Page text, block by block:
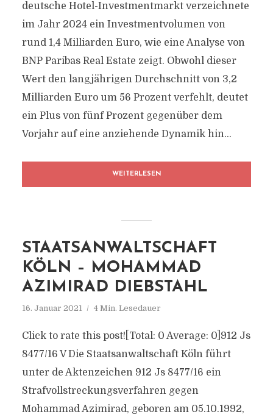
deutsche Hotel-Investmentmarkt verzeichnete
im Jahr 2024 ein Investmentvolumen von
rund 1,4 Milliarden Euro, wie eine Analyse von
BNP Paribas Real Estate zeigt. Obwohl dieser
Wert den langjährigen Durchschnitt von 3,2
Milliarden Euro um 56 Prozent verfehlt, deutet
ein Plus von fünf Prozent gegenüber dem
Vorjahr auf eine anziehende Dynamik hin...
WEITERLESEN
STAATSANWALTSCHAFT
KÖLN – MOHAMMAD
AZIMIRAD DIEBSTAHL
16. Januar 2021 4 Min. Lesedauer
Click to rate this post![Total: 0 Average: 0]912 Js
8477/​16 V Die Staatsanwaltschaft Köln führt
unter de Aktenzeichen 912 Js 8477/​16 ein
Strafvollstreckungsverfahren gegen
Mohammad Azimirad, geboren am 05.10.1992,